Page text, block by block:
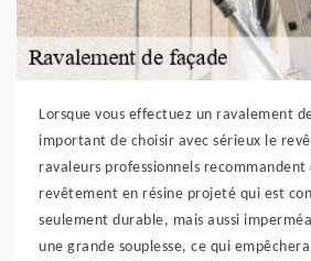
Lorsque vous effectuez un ravalement
important de choisir avec sérieux le
ravaleurs professionnels recommandent
revêtement en résine projeté qui est
seulement durable, mais aussi
une grande souplesse, ce qui